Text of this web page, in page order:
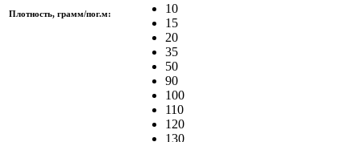
Плотность, грамм/пог.м:
10
15
20
35
50
90
100
110
120
130